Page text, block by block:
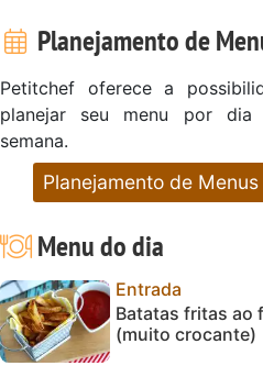
Planejamento de
Petitchef oferece a
planejar seu menu por
semana.
Planejamento de Menus
Menu do dia
Entrada
Batatas fritas ao
(muito crocante)